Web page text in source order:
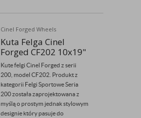
Cinel Forged Wheels
Kuta Felga Cinel
Forged CF202 10x19"
Kute felgi Cinel Forged z serii
200, model CF202. Produkt z
kategorii Felgi Sportowe Seria
200 została zaprojektowana z
myślą o prostym jednak stylowym
designie który pasuje do